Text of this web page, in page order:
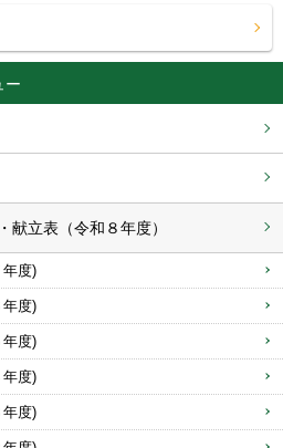
立表（令和８年度）
年度)
年度)
年度)
年度)
年度)